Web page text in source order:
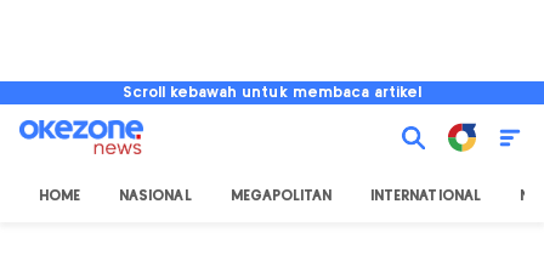
Scroll kebawah untuk membaca artikel
HOME NASIONAL MEGAPOLITAN INTERNATIONAL